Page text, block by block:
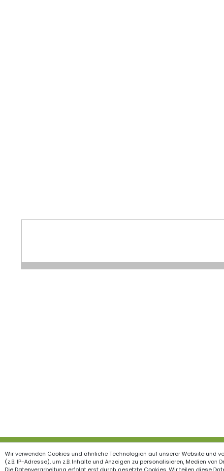
Wir verwenden Cookies und ähnliche Technologien auf unserer Website und
(z.B. IP-Adresse), um z.B. Inhalte und Anzeigen zu personalisieren, Medien
Produkte